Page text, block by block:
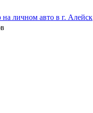
на личном авто в г. Алейск